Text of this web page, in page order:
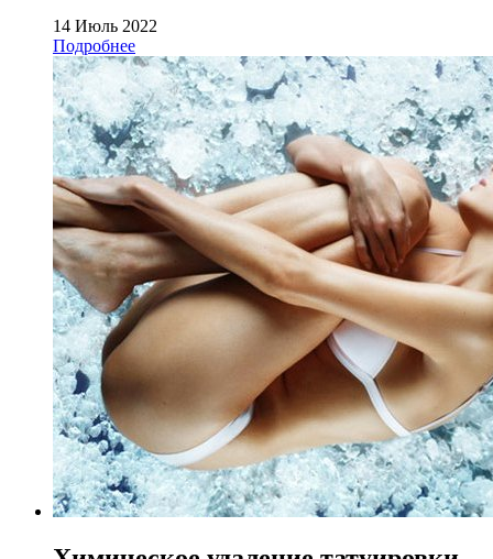
14 Июль 2022
Подробнее